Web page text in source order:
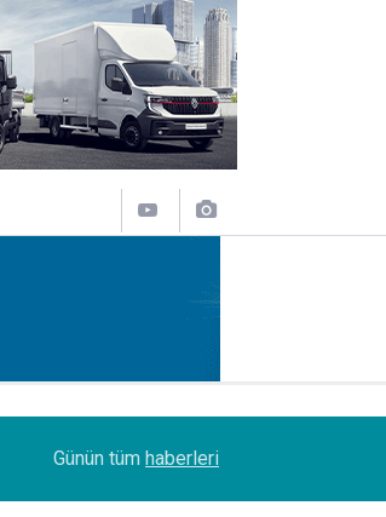
Özen, Saudia Cargo’nun CCO’su oldu
Günün tüm haberleri